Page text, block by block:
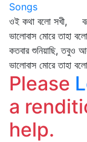
Songs
ওই কথা বলো সখী,
ভালোবাস মোরে তাহা
কতবার শুনিয়াছি, তবুও
ভালোবাস মোরে তাহা
Please
a
help.